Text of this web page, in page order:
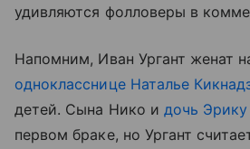
удивляются фолловеры в
Напомним, Иван Ургант женат
однокласснице Наталье
детей. Сына Нико и дочь Эрику
первом браке, но Ургант